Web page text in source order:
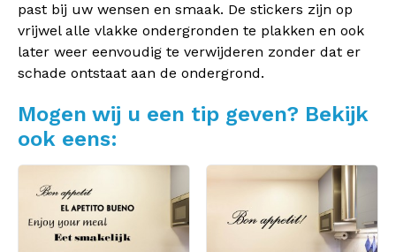
past bij uw wensen en smaak. De stickers zijn op
vrijwel alle vlakke ondergronden te plakken en ook
later weer eenvoudig te verwijderen zonder dat er
schade ontstaat aan de ondergrond.
Mogen wij u een tip geven? Bekijk
ook eens: